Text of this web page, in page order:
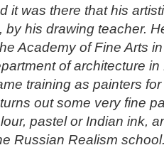
it was there that his
by his drawing teacher.
Academy of Fine Arts
of architecture
training as painters
out some very fine
pastel or Indian ink,
Russian Realism